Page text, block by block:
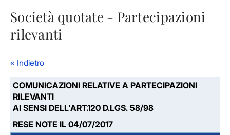
Società quotate - Partecipazioni
rilevanti
« Indietro
COMUNICAZIONI RELATIVE A PARTECIPAZIONI
RILEVANTI
AI SENSI DELL'ART.120 D.LGS. 58/98
RESE NOTE IL 04/07/2017